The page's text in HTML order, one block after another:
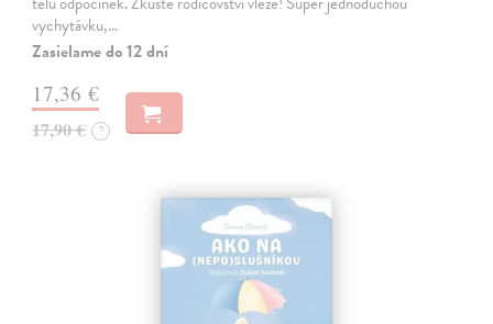
vychytávku,…
Zasielame do 12 dní
17,36 €
17,90 € ?